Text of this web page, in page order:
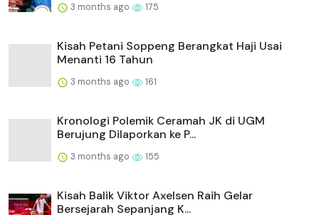
3 months ago 175
Kisah Petani Soppeng Berangkat Haji Usai
Menanti 16 Tahun
3 months ago 161
Kronologi Polemik Ceramah JK di UGM
Berujung Dilaporkan ke P...
3 months ago 155
Kisah Balik Viktor Axelsen Raih Gelar
Bersejarah Sepanjang K...